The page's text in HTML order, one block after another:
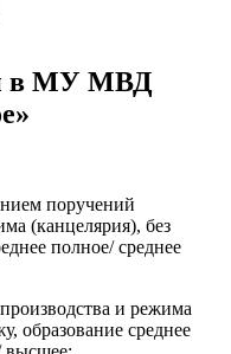
в МУ МВД
поручений
(канцелярия), без
полное/ среднее
и режима
образование среднее